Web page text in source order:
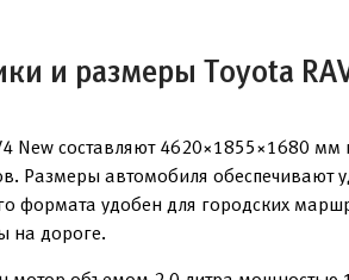
и размеры Toyota
New составляют 4620×1855×1680
Размеры автомобиля обеспечивают
формата удобен для городских
на дороге.